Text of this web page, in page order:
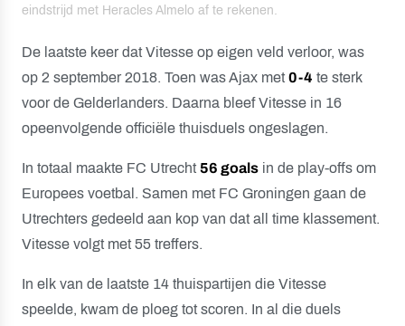
eindstrijd met Heracles Almelo af te rekenen.
De laatste keer dat Vitesse op eigen veld verloor, was
op 2 september 2018. Toen was Ajax met0-4 te sterk
voor de Gelderlanders. Daarna bleef Vitesse in 16
opeenvolgende officiële thuisduels ongeslagen.
In totaal maakte FC Utrecht56 goals in de play-offs om
Europees voetbal. Samen met FC Groningen gaan de
Utrechters gedeeld aan kop van dat all time klassement.
Vitesse volgt met 55 treffers.
In elk van de laatste 14 thuispartijen die Vitesse
speelde, kwam de ploeg tot scoren. In al die duels